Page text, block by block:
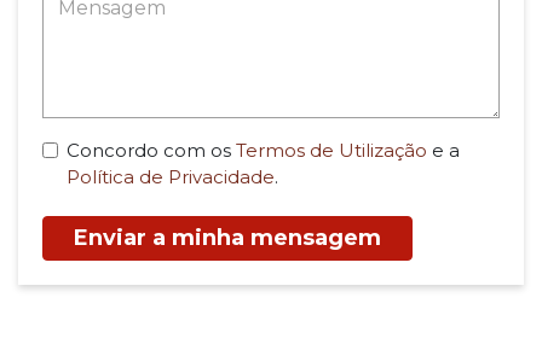
Concordo com os Termos de Utilização e a
Política de Privacidade.
Enviar a minha mensagem